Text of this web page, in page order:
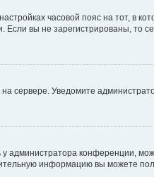
часовой пояс на тот, в
Если вы не зарегистрированы, то
сервере. Уведомите
администратора конференции,
информацию вы можете